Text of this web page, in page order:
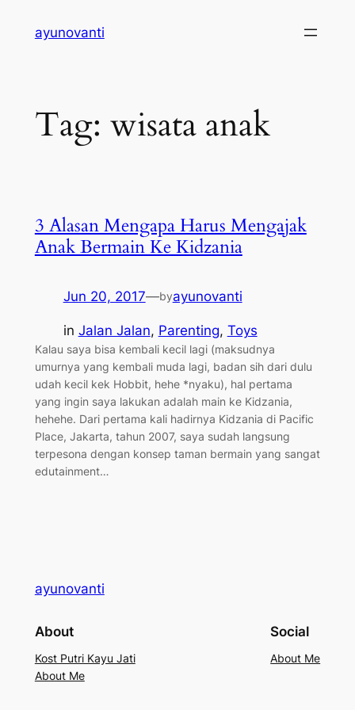
ayunovanti
Tag: wisata anak
3 Alasan Mengapa Harus Mengajak
Anak Bermain Ke Kidzania
Jun 20, 2017—byayunovanti
in Jalan Jalan, Parenting, Toys
Kalau saya bisa kembali kecil lagi (maksudnya
umurnya yang kembali muda lagi, badan sih dari dulu
udah kecil kek Hobbit, hehe *nyaku), hal pertama
yang ingin saya lakukan adalah main ke Kidzania,
hehehe. Dari pertama kali hadirnya Kidzania di Pacific
Place, Jakarta, tahun 2007, saya sudah langsung
terpesona dengan konsep taman bermain yang sangat
edutainment…
ayunovanti
About
Kost Putri Kayu Jati
About Me
Social
About Me